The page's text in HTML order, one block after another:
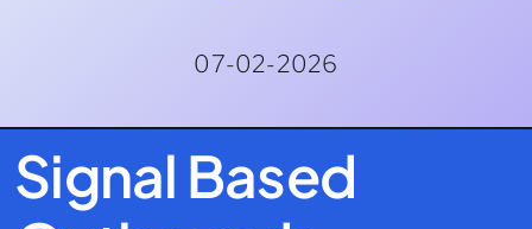
07-02-2026
Signal Based